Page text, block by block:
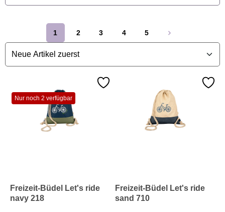
Seite
1
Seite
2
Seite
3
Seite
4
Seite
5
Nur noch 2 verfügbar
Freizeit-Büdel Let's ride
navy 218
Freizeit-Büdel Let's ride
sand 710